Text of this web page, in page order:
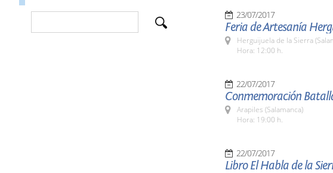
23/07/2017
Feria de Artesanía
Herguijuela de la Sierra
Hora: 12:00 h.
22/07/2017
Conmemoración
Arapiles (Salamanca)
Hora: 19:00 h.
22/07/2017
Libro El Habla de la